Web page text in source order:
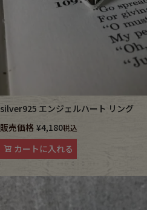
silver925 エンジェルハート リング
販売価格 ¥4,180税込
カートに入れる